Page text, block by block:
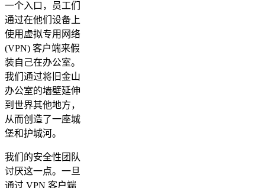
一个入口，员工们
通过在他们设备上
使用虚拟专用网络
(VPN) 客户端来假
装自己在办公室。
我们通过将旧金山
办公室的墙壁延伸
到世界其他地方，
从而创造了一座城
堡和护城河。
我们的安全性团队
讨厌这一点。一旦
通过 VPN 客户端